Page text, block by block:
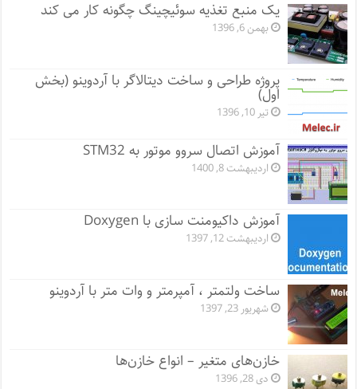
یک منبع تغذیه سوئیچینگ چگونه کار می کند
بهمن 6, 1396
پروژه طراحی و ساخت دیتالاگر با آردوینو (بخش
اول)
تیر 10, 1396
آموزش اتصال سروو موتور به STM32
اردیبهشت 8, 1400
آموزش داکیومنت سازی با Doxygen
اردیبهشت 12, 1397
ساخت ولتمتر ، آمپرمتر و وات متر با آردوینو
شهریور 23, 1397
خازن‌های متغیر – انواع خازن‌ها
دی 28, 1396